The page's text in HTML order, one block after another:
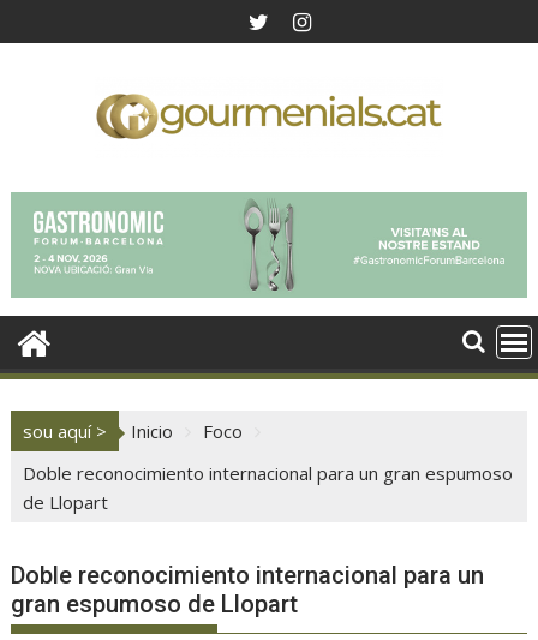
al
sou aquí > Inicio
Foco
Doble reconocimiento internacional para un gran espumoso
de Llopart
Doble reconocimiento internacional para un
gran espumoso de Llopart